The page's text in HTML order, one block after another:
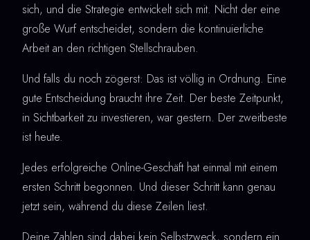
sich, und die Strategie entwickelt sich mit. Nicht der eine
große Wurf entscheidet, sondern die kontinuierliche
Arbeit an den richtigen Stellschrauben.
Und falls du noch zögerst: Das ist völlig in Ordnung. Eine
gute Entscheidung braucht ihre Zeit. Der beste Zeitpunkt,
in Sichtbarkeit zu investieren, war gestern. Der zweitbeste
ist heute.
Jedes erfolgreiche Online-Geschäft hat einmal mit einem
ersten Schritt begonnen. Und dieser Schritt kann genau
jetzt sein, während du diese Zeilen liest.
Deine Zahlen sind dabei kein Selbstzweck, sondern ein